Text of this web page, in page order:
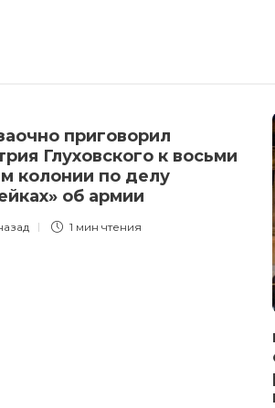
приговорил
Глуховского к восьми
колонии по делу
об армии
1 мин чтения